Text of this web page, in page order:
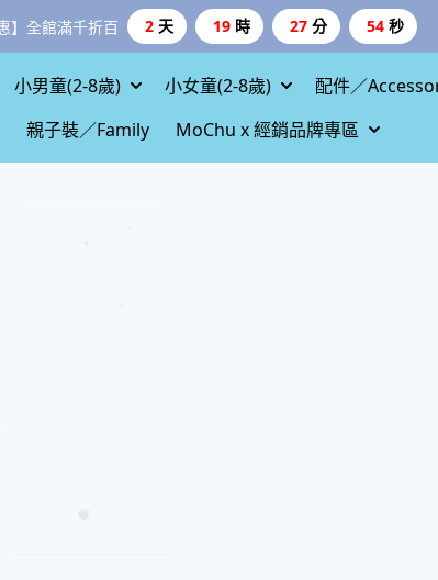
】全館滿千折百 2 天 19 時 27 分 54 秒
小男童(2-8歲) 小女童(2-8歲)
配件／
親子裝／Family MoChu x 經銷品牌專區